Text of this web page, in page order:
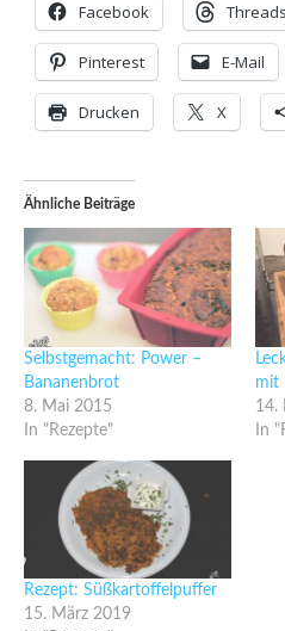
Facebook Threads
Pinterest E-Mail
Drucken X
Ähnliche Beiträge
Selbstgemacht: Power –
Bananenbrot
8. Mai 2015
In "Rezepte"
mit
14.
In
Rezept: Süßkartoffelpuffer
15. März 2019